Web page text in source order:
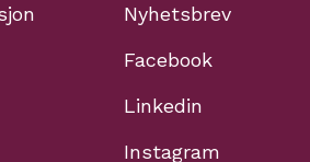
Nyhetsbrev
Facebook
Linkedin
Instagram